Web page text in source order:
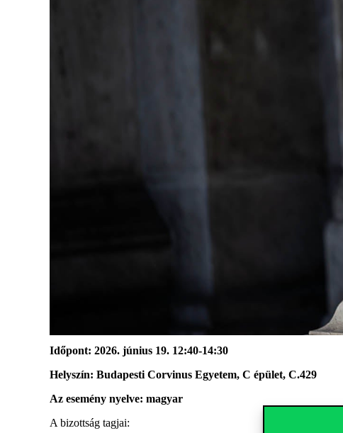
Időpont: 2026. június 19. 12:40-14:30
Helyszín: Budapesti Corvinus Egyetem, C épület, C.429
Az esemény nyelve: magyar
A bizottság tagjai: